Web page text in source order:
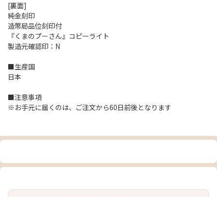
[裏面]
純金刻印
造幣局品位刻印付
『くまのプーさん』コピーライト
製造元確認印：N
■生産国
日本
■注意事項
※お手元に届くのは、ご注文から60日前後となります